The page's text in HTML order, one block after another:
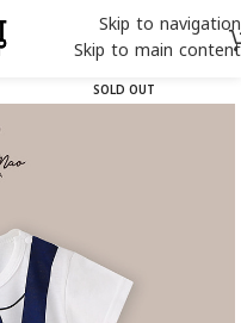
Skip to navigation
Skip to main content
SOLD OUT